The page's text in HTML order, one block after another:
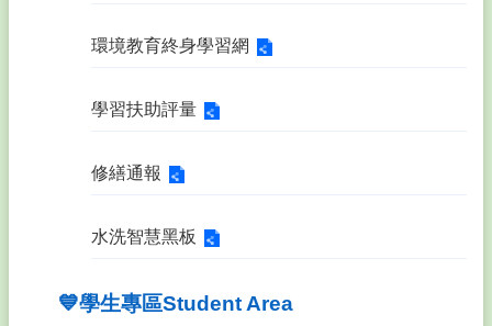
環境教育終身學習網
學習扶助評量
修繕通報
水洗智慧黑板
💙學生專區Student Area